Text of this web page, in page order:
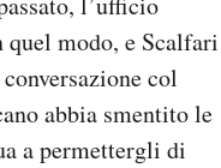
quel modo, e Scalfari
col
abbia smentito le
a permettergli di